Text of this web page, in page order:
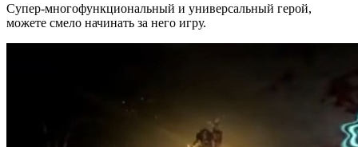
Супер-многофункциональный и универсальный герой,
можете смело начинать за него игру.